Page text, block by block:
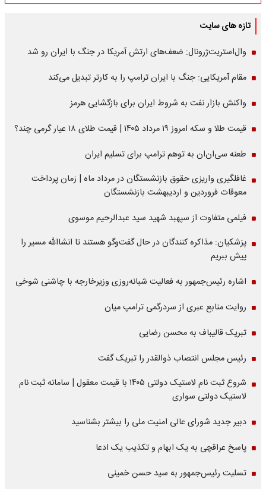
تازه های سایت
وال‌استریت‌ژرونال: ضعف‌های ارتش آمریکا در جنگ با ایران رو شد
مقام آمریکایی: جنگ با ایران ترامپ را به کارتر تبدیل می‌کند
واکنش بازار نفت به شروط ایران برای بازگشایی هرمز
قیمت طلا و سکه امروز ۱۹ مرداد ۱۴۰۵ | قیمت طلای ۱۸ عیار گرمی چند؟
طعنه سی‌ان‌ان به توهم ترامپ برای تسلیم ایران
غافلگیری واریزی حقوق بازنشستگان در مرداد ماه | زمان پرداخت
معوقات فروردین و اردیبهشت بازنشستگان
فیلمی متفاوت از سپهبد شهید سید عبدالرحیم موسوی
پزشکیان: مذاکره کنندگان در حال گفت‌وگو هستند تا انشاالله مسیر را
پیش ببریم
اشاره‌ رئیس‌جمهور به فعالیت شبانه‌روزی وزیر‌خارجه با چاشنی شوخی
روایت منابع عبری از سردرگمی ترامپ میان
تبریک قالیباف به محسن رضایی
رئیس مجلس انتصاب ذوالقدر را تبریک گفت
شروع ثبت نام لاستیک دولتی ۱۴۰۵ با قیمت معقول | سامانه ثبت نام
لاستیک دولتی سواری
دبیر جدید شورای عالی امنیت ملی را بیشتر بشناسید
پاسخ عراقچی به یک ابهام و تکذیب یک ادعا
تسلیت رئیس‌جمهور به سید حسن خمینی